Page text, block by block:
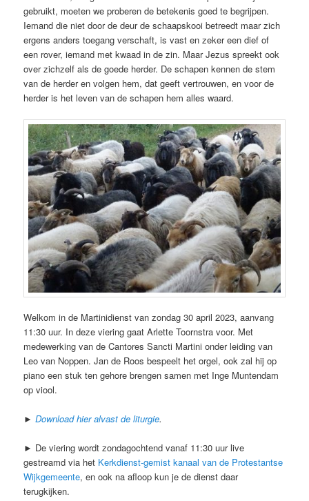
gebruikt, moeten we proberen de betekenis goed te begrijpen.
Iemand die niet door de deur de schaapskooi betreedt maar zich
ergens anders toegang verschaft, is vast en zeker een dief of
een rover, iemand met kwaad in de zin. Maar Jezus spreekt ook
over zichzelf als de goede herder. De schapen kennen de stem
van de herder en volgen hem, dat geeft vertrouwen, en voor de
herder is het leven van de schapen hem alles waard.
Welkom in de Martinidienst van zondag 30 april 2023, aanvang
11:30 uur. In deze viering gaat Arlette Toornstra voor. Met
medewerking van de Cantores Sancti Martini onder leiding van
Leo van Noppen. Jan de Roos bespeelt het orgel, ook zal hij op
piano een stuk ten gehore brengen samen met Inge Muntendam
op viool.
►Download hier alvast de liturgie.
► De viering wordt zondagochtend vanaf 11:30 uur live
gestreamd via het Kerkdienst-gemist kanaal van de Protestantse
Wijkgemeente, en ook na afloop kun je de dienst daar
terugkijken.